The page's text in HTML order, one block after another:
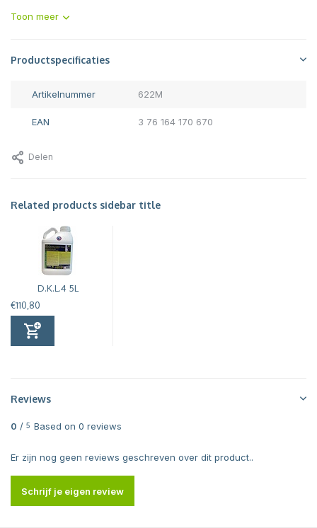
Toon meer
Productspecificaties
Artikelnummer 622M
EAN 3 76 164 170 670
Delen
Related products sidebar title
D.K.L.4 5L
€110,80
Reviews
0 / 5 Based on 0 reviews
Er zijn nog geen reviews geschreven over dit product..
Schrijf je eigen review